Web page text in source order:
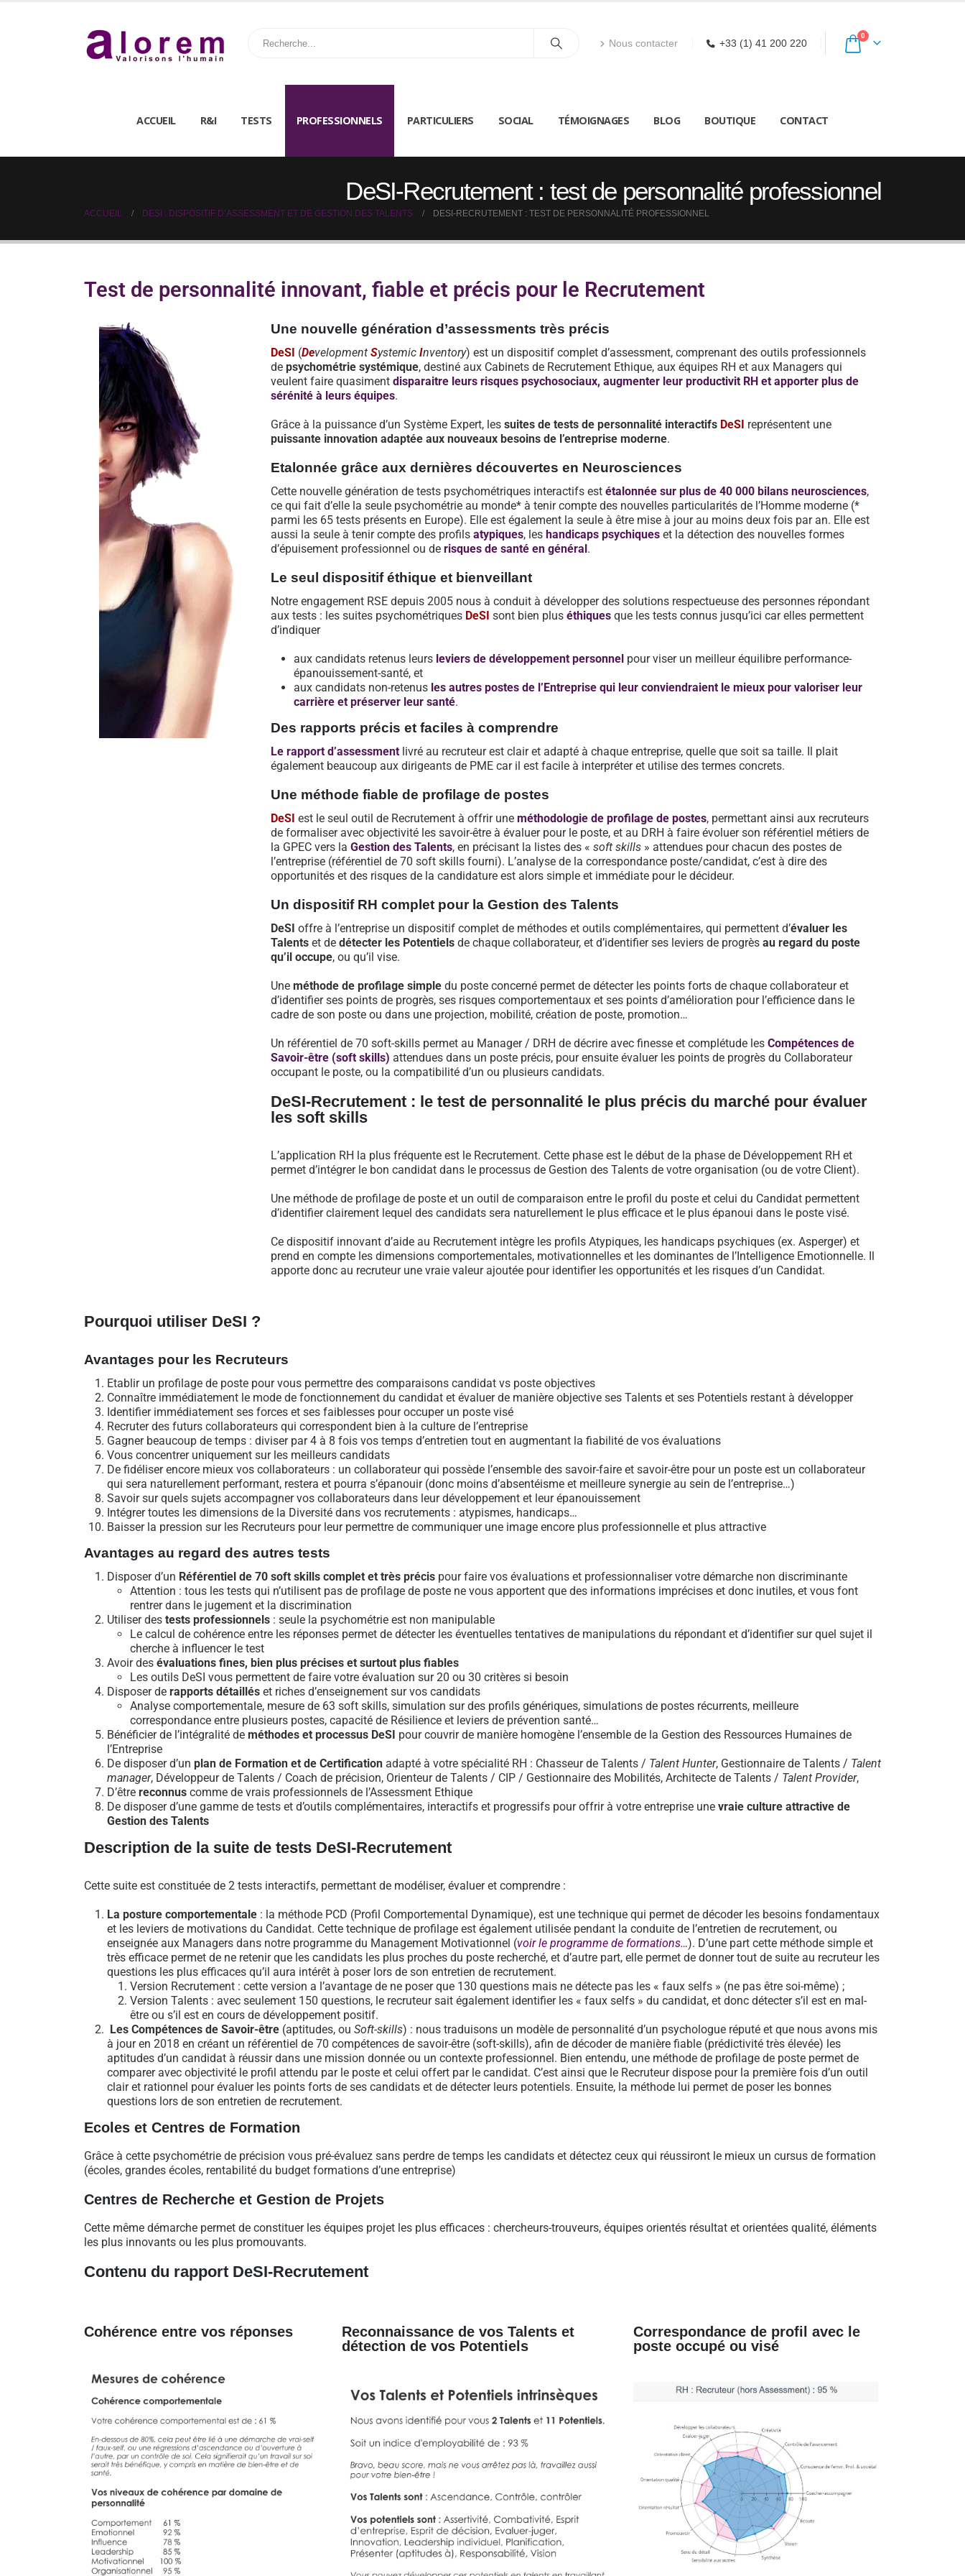
Nous contacter +33 (1) 41 200 220
0
ACCUEIL R&I TESTS PROFESSIONNELS PARTICULIERS SOCIAL TÉMOIGNAGES BLOG BOUTIQUE CONTACT
DeSI-Recrutement : test de personnalité professionnel
ACCUEIL DESI : DISPOSITIF D’ASSESSMENT ET DE GESTION DES TALENTS DESI-RECRUTEMENT : TEST DE PERSONNALITÉ PROFESSIONNEL
Test de personnalité innovant, fiable et précis pour le Recrutement
Une nouvelle génération d’assessments très précis
DeSI (DevelopmentSystemicInventory) est un dispositif complet d’assessment, comprenant des outils professionnels
depsychométrie systémique, destiné aux Cabinets de Recrutement Ethique, aux équipes RH et aux Managers qui
veulent faire quasimentdisparaitre leurs risques psychosociaux, augmenter leur productivit RH et apporter plus de
sérénité à leurs équipes.
Grâce à la puissance d’un Système Expert, lessuites de tests de personnalité interactifs DeSI représentent une
puissante innovation adaptée aux nouveaux besoins de l’entreprise moderne.
Etalonnée grâce aux dernières découvertes en Neurosciences
Cette nouvelle génération de tests psychométriques interactifs estétalonnée sur plus de 40 000 bilans neurosciences,
ce qui fait d’elle la seule psychométrie au monde* à tenir compte des nouvelles particularités de l’Homme moderne (*
parmi les 65 tests présents en Europe). Elle est également la seule à être mise à jour au moins deux fois par an. Elle est
aussi la seule à tenir compte des profilsatypiques, leshandicaps psychiques et la détection des nouvelles formes
d’épuisement professionnel ou derisques de santé en général.
Le seul dispositif éthique et bienveillant
Notre engagement RSE depuis 2005 nous à conduit à développer des solutions respectueuse des personnes répondant
aux tests : les suites psychométriques DeSI sont bien pluséthiques que les tests connus jusqu’ici car elles permettent
d’indiquer
aux candidats retenus leurs leviers de développement personnel pour viser un meilleur équilibre performance-
épanouissement-santé, et
aux candidats non-retenus les autres postes de l’Entreprise qui leur conviendraient le mieux pour valoriser leur
carrière et préserver leur santé.
Des rapports précis et faciles à comprendre
Le rapport d’assessment livré au recruteur est clair et adapté à chaque entreprise, quelle que soit sa taille. Il plait
également beaucoup aux dirigeants de PME car il est facile à interpréter et utilise des termes concrets.
Une méthode fiable de profilage de postes
DeSI est le seul outil de Recrutement à offrir uneméthodologie de profilage de postes, permettant ainsi aux recruteurs
de formaliser avec objectivité les savoir-être à évaluer pour le poste, et au DRH à faire évoluer son référentiel métiers de
la GPEC vers laGestion des Talents, en précisant la listes des « soft skills » attendues pour chacun des postes de
l’entreprise (référentiel de 70 soft skills fourni). L’analyse de la correspondance poste/candidat, c’est à dire des
opportunités et des risques de la candidature est alors simple et immédiate pour le décideur.
Un dispositif RH complet pour la Gestion des Talents
DeSI offre à l’entreprise un dispositif complet de méthodes et outils complémentaires, qui permettent d’évaluer les
Talents et dedétecter les Potentiels de chaque collaborateur, et d’identifier ses leviers de progrèsau regard du poste
qu’il occupe, ou qu’il vise.
Uneméthode de profilage simple du poste concerné permet de détecter les points forts de chaque collaborateur et
d’identifier ses points de progrès, ses risques comportementaux et ses points d’amélioration pour l’efficience dans le
cadre de son poste ou dans une projection, mobilité, création de poste, promotion…
Un référentiel de 70 soft-skills permet au Manager / DRH de décrire avec finesse et complétude lesCompétences de
Savoir-être (soft skills) attendues dans un poste précis, pour ensuite évaluer les points de progrès du Collaborateur
occupant le poste, ou la compatibilité d’un ou plusieurs candidats.
DeSI-Recrutement : le test de personnalité le plus précis du marché pour évaluer
les soft skills
L’application RH la plus fréquente est le Recrutement. Cette phase est le début de la phase de Développement RH et
permet d’intégrer le bon candidat dans le processus de Gestion des Talents de votre organisation (ou de votre Client).
Une méthode de profilage de poste et un outil de comparaison entre le profil du poste et celui du Candidat permettent
d’identifier clairement lequel des candidats sera naturellement le plus efficace et le plus épanoui dans le poste visé.
Ce dispositif innovant d’aide au Recrutement intègre les profils Atypiques, les handicaps psychiques (ex. Asperger) et
prend en compte les dimensions comportementales, motivationnelles et les dominantes de l’Intelligence Emotionnelle. Il
apporte donc au recruteur une vraie valeur ajoutée pour identifier les opportunités et les risques d’un Candidat.
Pourquoi utiliser DeSI ?
Avantages pour les Recruteurs
Etablir un profilage de poste pour vous permettre des comparaisons candidat vs poste objectives
Connaître immédiatement le mode de fonctionnement du candidat et évaluer de manière objective ses Talents et ses Potentiels restant à développer
Identifier immédiatement ses forces et ses faiblesses pour occuper un poste visé
Recruter des futurs collaborateurs qui correspondent bien à la culture de l’entreprise
Gagner beaucoup de temps : diviser par 4 à 8 fois vos temps d’entretien tout en augmentant la fiabilité de vos évaluations
Vous concentrer uniquement sur les meilleurs candidats
De fidéliser encore mieux vos collaborateurs : un collaborateur qui possède l’ensemble des savoir-faire et savoir-être pour un poste est un collaborateur
qui sera naturellement performant, restera et pourra s’épanouir (donc moins d’absentéisme et meilleure synergie au sein de l’entreprise…)
Savoir sur quels sujets accompagner vos collaborateurs dans leur développement et leur épanouissement
Intégrer toutes les dimensions de la Diversité dans vos recrutements : atypismes, handicaps…
Baisser la pression sur les Recruteurs pour leur permettre de communiquer une image encore plus professionnelle et plus attractive
Avantages au regard des autres tests
Disposer d’un Référentiel de 70 soft skills complet et très précis pour faire vos évaluations et professionnaliser votre démarche non discriminante
Attention : tous les tests qui n’utilisent pas de profilage de poste ne vous apportent que des informations imprécises et donc inutiles, et vous font
rentrer dans le jugement et la discrimination
Utiliser des tests professionnels : seule la psychométrie est non manipulable
Le calcul de cohérence entre les réponses permet de détecter les éventuelles tentatives de manipulations du répondant et d’identifier sur quel sujet il
cherche à influencer le test
Avoir des évaluations fines, bien plus précises et surtout plus fiables
Les outils DeSI vous permettent de faire votre évaluation sur 20 ou 30 critères si besoin
Disposer de rapports détaillés et riches d’enseignement sur vos candidats
Analyse comportementale, mesure de 63 soft skills, simulation sur des profils génériques, simulations de postes récurrents, meilleure
correspondance entre plusieurs postes, capacité de Résilience et leviers de prévention santé…
Bénéficier de l’intégralité de méthodes et processus DeSI pour couvrir de manière homogène l’ensemble de la Gestion des Ressources Humaines de
l’Entreprise
De disposer d’un plan de Formation et de Certification adapté à votre spécialité RH : Chasseur de Talents / Talent Hunter, Gestionnaire de Talents / Talent
manager, Développeur de Talents / Coach de précision, Orienteur de Talents / CIP / Gestionnaire des Mobilités, Architecte de Talents / Talent Provider,
D’être reconnus comme de vrais professionnels de l’Assessment Ethique
De disposer d’une gamme de tests et d’outils complémentaires, interactifs et progressifs pour offrir à votre entreprise une vraie culture attractive de
Gestion des Talents
Description de la suite de tests DeSI-Recrutement
Cette suite est constituée de 2 tests interactifs, permettant de modéliser, évaluer et comprendre :
La posture comportementale : la méthode PCD (Profil Comportemental Dynamique), est une technique qui permet de décoder les besoins fondamentaux
et les leviers de motivations du Candidat. Cette technique de profilage est également utilisée pendant la conduite de l’entretien de recrutement, ou
enseignée aux Managers dans notre programme du Management Motivationnel (voir le programme de formations…). D’une part cette méthode simple et
très efficace permet de ne retenir que les candidats les plus proches du poste recherché, et d’autre part, elle permet de donner tout de suite au recruteur les
questions les plus efficaces qu’il aura intérêt à poser lors de son entretien de recrutement.
Version Recrutement : cette version a l’avantage de ne poser que 130 questions mais ne détecte pas les « faux selfs » (ne pas être soi-même) ;
Version Talents : avec seulement 150 questions, le recruteur sait également identifier les « faux selfs » du candidat, et donc détecter s’il est en mal-
être ou s’il est en cours de développement positif.
Les Compétences de Savoir-être (aptitudes, ou Soft-skills) : nous traduisons un modèle de personnalité d’un psychologue réputé et que nous avons mis
à jour en 2018 en créant un référentiel de 70 compétences de savoir-être (soft-skills), afin de décoder de manière fiable (prédictivité très élevée) les
aptitudes d’un candidat à réussir dans une mission donnée ou un contexte professionnel. Bien entendu, une méthode de profilage de poste permet de
comparer avec objectivité le profil attendu par le poste et celui offert par le candidat. C’est ainsi que le Recruteur dispose pour la première fois d’un outil
clair et rationnel pour évaluer les points forts de ses candidats et de détecter leurs potentiels. Ensuite, la méthode lui permet de poser les bonnes
questions lors de son entretien de recrutement.
Ecoles et Centres de Formation
Grâce à cette psychométrie de précision vous pré-évaluez sans perdre de temps les candidats et détectez ceux qui réussiront le mieux un cursus de formation
(écoles, grandes écoles, rentabilité du budget formations d’une entreprise)
Centres de Recherche et Gestion de Projets
Cette même démarche permet de constituer les équipes projet les plus efficaces : chercheurs-trouveurs, équipes orientés résultat et orientées qualité, éléments
les plus innovants ou les plus promouvants.
Contenu du rapport DeSI-Recrutement
Cohérence entre vos réponses
Reconnaissance de vos Talents et
détection de vos Potentiels
Correspondance de profil avec le
poste occupé ou visé